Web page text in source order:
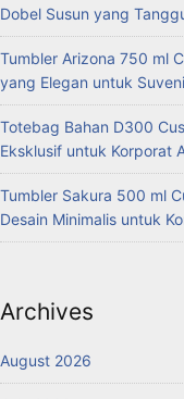
Dobel Susun yang
Tumbler Arizona 750 ml
yang Elegan untuk
Totebag Bahan D300
Eksklusif untuk Korporat
Tumbler Sakura 500 ml
Desain Minimalis untuk
Archives
August 2026